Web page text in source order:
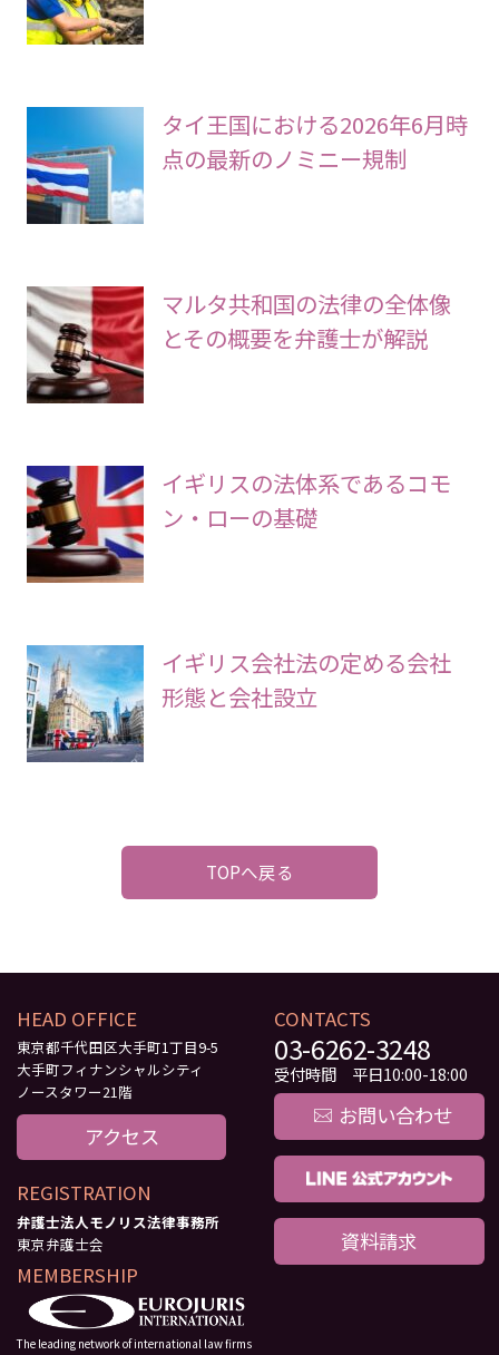
タイ王国における2026年6月時
点の最新のノミニー規制
マルタ共和国の法律の全体像
とその概要を弁護士が解説
イギリスの法体系であるコモ
ン・ローの基礎
イギリス会社法の定める会社
形態と会社設立
TOPへ戻る
HEAD OFFICE
東京都千代田区大手町1丁目9-5
大手町フィナンシャルシティ
ノースタワー21階
アクセス
REGISTRATION
弁護士法人モノリス法律事務所
東京弁護士会
MEMBERSHIP
The leading network of international law firms
CONTACTS
03-6262-3248
受付時間 平日10:00-18:00
お問い合わせ
資料請求